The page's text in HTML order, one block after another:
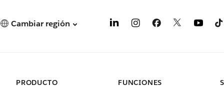
Cambiar región
PRODUCTO
FUNCIONES